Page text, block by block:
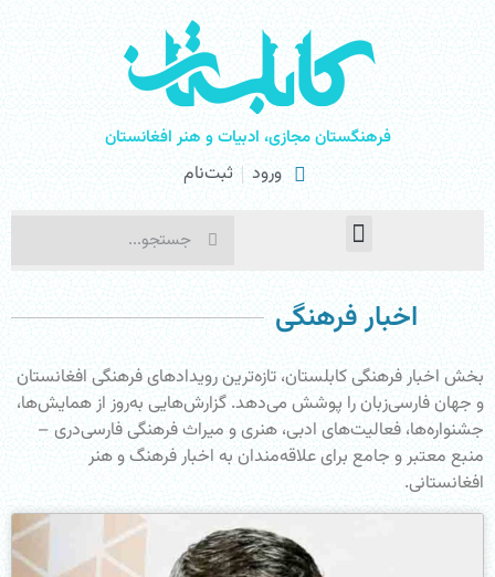
فرهنگستان مجازی، ادبیات و هنر افغانستان
ورود ثبت‌نام
اخبار فرهنگی
بخش اخبار فرهنگی کابلستان، تازه‌ترین رویدادهای فرهنگی افغانستان
و جهان فارسی‌زبان را پوشش می‌دهد. گزارش‌هایی به‌روز از همایش‌ها،
جشنواره‌ها، فعالیت‌های ادبی، هنری و میراث فرهنگی فارسی‌دری –
منبع معتبر و جامع برای علاقه‌مندان به اخبار فرهنگ و هنر
افغانستانی.